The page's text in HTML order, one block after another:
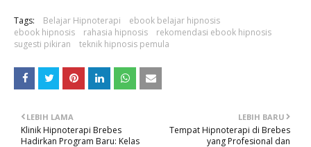
Tags: Belajar Hipnoterapi
ebook belajar hipnosis
ebook hipnosis
rahasia hipnosis
rekomendasi ebook hipnosis
sugesti pikiran
teknik hipnosis pemula
LEBIH BARU
Tempat Hipnoterapi di Brebes
yang Profesional dan
LEBIH LAMA
Klinik Hipnoterapi Brebes
Hadirkan Program Baru: Kelas